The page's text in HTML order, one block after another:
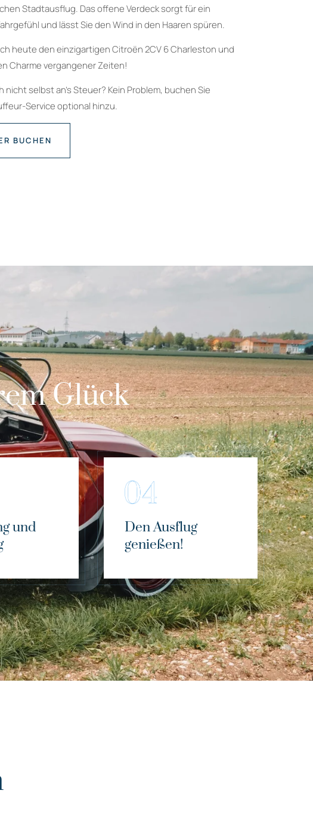
Stadtausflug. Das offene Verdeck sorgt für ein
und lässt Sie den Wind in den Haaren spüren.
heute den einzigartigen Citroën 2CV 6 Charleston und
Charme vergangener Zeiten!
nicht selbst an’s Steuer? Kein Problem, buchen Sie
Service optional hinzu.
BUCHEN
Glück
und
Den Ausflug
genießen!